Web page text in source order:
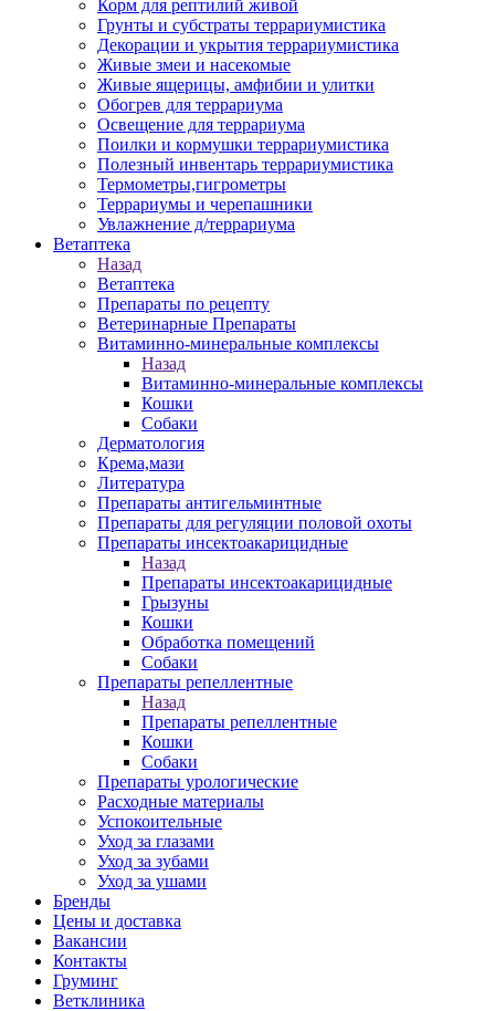
Корм для рептилий живой
Грунты и субстраты террариумистика
Декорации и укрытия террариумистика
Живые змеи и насекомые
Живые ящерицы, амфибии и улитки
Обогрев для террариума
Освещение для террариума
Поилки и кормушки террариумистика
Полезный инвентарь террариумистика
Термометры,гигрометры
Террариумы и черепашники
Увлажнение д/террариума
Ветаптека
Назад
Ветаптека
Препараты по рецепту
Ветеринарные Препараты
Витаминно-минеральные комплексы
Назад
Витаминно-минеральные комплексы
Кошки
Собаки
Дерматология
Крема,мази
Литература
Препараты антигельминтные
Препараты для регуляции половой охоты
Препараты инсектоакарицидные
Назад
Препараты инсектоакарицидные
Грызуны
Кошки
Обработка помещений
Собаки
Препараты репеллентные
Назад
Препараты репеллентные
Кошки
Собаки
Препараты урологические
Расходные материалы
Успокоительные
Уход за глазами
Уход за зубами
Уход за ушами
Бренды
Цены и доставка
Вакансии
Контакты
Груминг
Ветклиника